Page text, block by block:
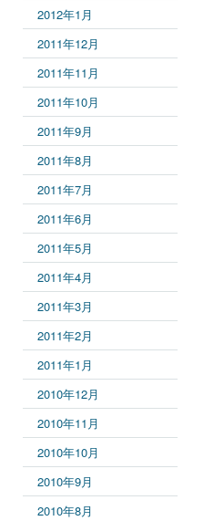
2012年1月
2011年12月
2011年11月
2011年10月
2011年9月
2011年8月
2011年7月
2011年6月
2011年5月
2011年4月
2011年3月
2011年2月
2011年1月
2010年12月
2010年11月
2010年10月
2010年9月
2010年8月